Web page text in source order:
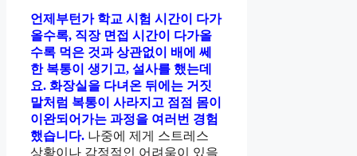
언제부턴가 학교 시험 시간이 다가
올수록, 직장 면접 시간이 다가올
수록 먹은 것과 상관없이 배에 쎄
한 복통이 생기고, 설사를 했는데
요. 화장실을 다녀온 뒤에는 거짓
말처럼 복통이 사라지고 점점 몸이
이완되어가는 과정을 여러번 경험
했습니다. 나중에 제게 스트레스
상황이나 감정적인 어려움이 있을